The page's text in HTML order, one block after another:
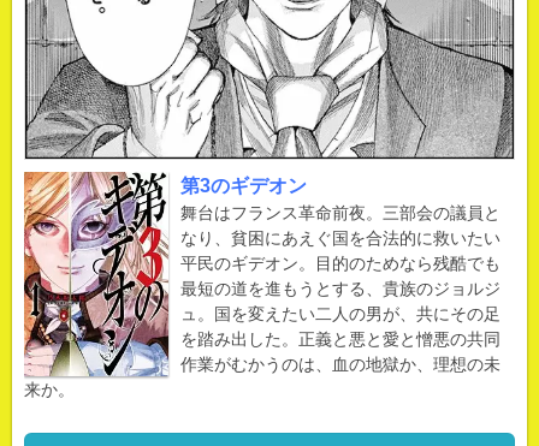
第3のギデオン
舞台はフランス革命前夜。三部会の議員と
なり、貧困にあえぐ国を合法的に救いたい
平民のギデオン。目的のためなら残酷でも
最短の道を進もうとする、貴族のジョルジ
ュ。国を変えたい二人の男が、共にその足
を踏み出した。正義と悪と愛と憎悪の共同
作業がむかうのは、血の地獄か、理想の未
来か。